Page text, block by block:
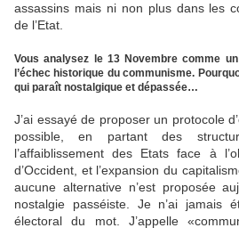
assassins mais ni non plus dans les
de l’Etat.
Vous analysez le 13 Novembre comme
l’échec historique du communisme.
qui paraît nostalgique et dépassée…
J’ai essayé de proposer un protocole
possible, en partant des
l’affaiblissement des Etats face à
d’Occident, et l’expansion du
aucune alternative n’est proposée
nostalgie passéiste. Je n’ai jamais
électoral du mot. J’appelle